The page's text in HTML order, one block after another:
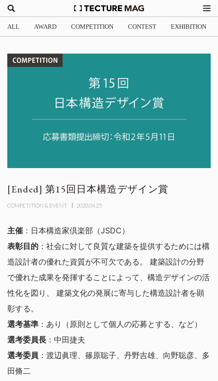
ALL AWARD COMPETITION CONTEST EXHIBITION
第15回日本構造デザイン賞
COMPETITION & EVENT 2020.04.25
主催 ：日本構造家倶楽部（JSDC）
表彰目的 ：社会に対して良質な建築を提供するためには構
造設計者の優れた資質が不可欠である。 建築設計の分野
で優れた成果を発揮することによって、構造デザインの活
性化を図り、 建築文化の発展に寄与した構造設計者を顕
彰する。
選考基準 ：あり（原則として個人の応募とする、など）
選考委員長 ：中田捷夫
選考委員 ：渡辺眞理、篠原聡子、丹野吉雄、向野聡彦、多
田脩二